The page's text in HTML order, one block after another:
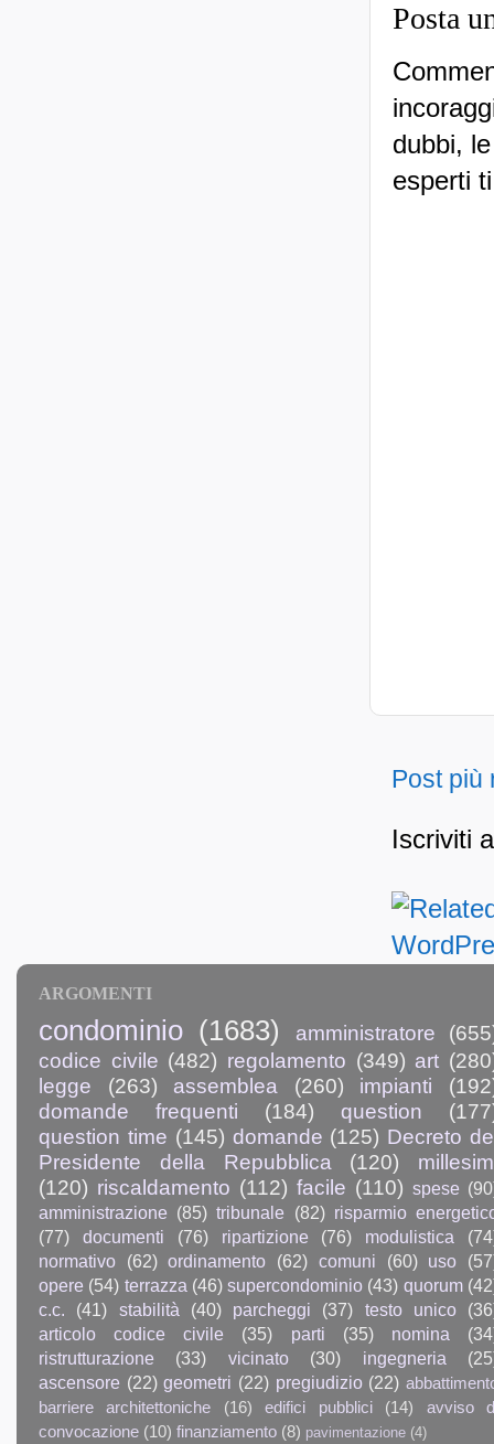
Posta
dubbi,
esperti
Post più
Iscriviti
ARGOMENTI
condominio (1683) amministratore
codice civile (482) regolamento (349) art
legge
(263) assemblea (260) impianti
domande frequenti
(184) question
question time (145) domande (125) Decreto
Presidente della Repubblica
(120)
(120) riscaldamento (112) facile (110) spese
amministrazione (85) tribunale (82) risparmio
(77)
documenti (76) ripartizione (76) modulistica
normativo
(62) ordinamento (62) comuni (60) uso
opere (54) terrazza (46) supercondominio (43) quorum
c.c.
(41) stabilità (40) parcheggi (37) testo unico
articolo codice civile
(35) parti (35) nomina
ristrutturazione
(33) vicinato (30) ingegneria
ascensore (22) geometri (22) pregiudizio (22)
barriere architettoniche
(16) edifici pubblici (14)
avviso
convocazione (10) finanziamento (8) pavimentazione (4)